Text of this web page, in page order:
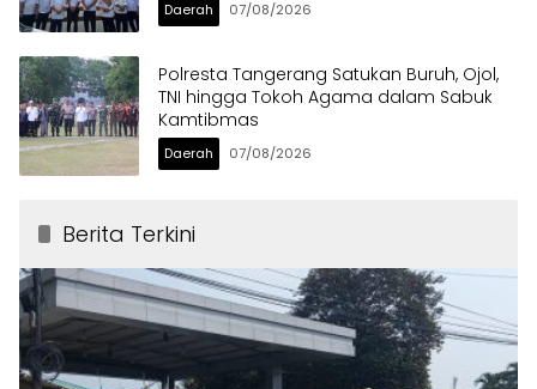
Daerah 07/08/2026
Polresta Tangerang Satukan Buruh, Ojol,
TNI hingga Tokoh Agama dalam Sabuk
Kamtibmas
Daerah 07/08/2026
Berita Terkini